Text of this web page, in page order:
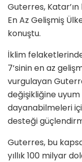
Guterres,
En Az Gelişmiş
konuştu.
İklim
7’sinin en az
vurgulayan
değişikliğine
dayanabilmeleri
desteği
Guterres, bu
yıllık 100 milyar